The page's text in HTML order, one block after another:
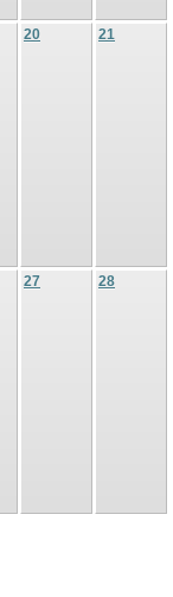
20 21
27 28